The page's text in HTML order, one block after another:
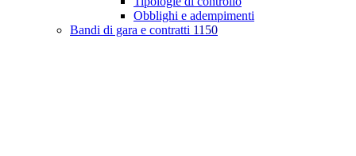
Obblighi e adempimenti
Bandi di gara e contratti 1150